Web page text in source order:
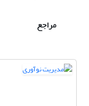
مراجع